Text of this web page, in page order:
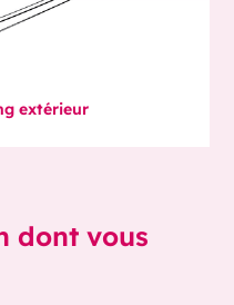
extérieur
dont vous